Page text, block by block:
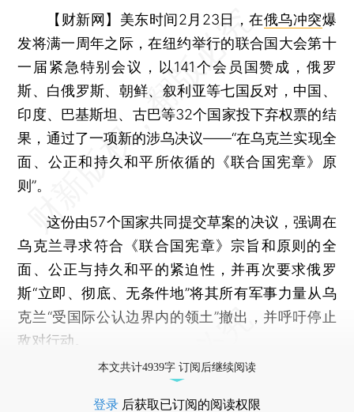
【财新网】 美东时间2月23日，在俄乌冲突爆
发将满一周年之际，在纽约举行的联合国大会第十
一届紧急特别会议，以141个会员国赞成，俄罗
斯、白俄罗斯、朝鲜、叙利亚等七国反对，中国、
印度、巴基斯坦、古巴等32个国家投下弃权票的结
果，通过了一项新的涉乌决议——“在乌克兰实现全
面、公正和持久和平所依循的《联合国宪章》原
则”。
这份由57个国家共同提交草案的决议，强调在
乌克兰寻求符合《联合国宪章》宗旨和原则的全
面、公正与持久和平的紧迫性，并再次要求俄罗
斯“立即、彻底、无条件地”将其所有军事力量从乌
克兰“受国际公认边界内的领土”撤出，并呼吁停止
敌对行动。
本文共计4939字 订阅后继续阅读
登录 后获取已订阅的阅读权限